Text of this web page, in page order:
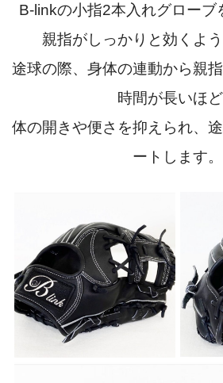
B-linkの小指2本入れグローブ
親指がしっかりと効くよう
途球の際、身体の連動から親
時間が長いほど
体の開きや便さを抑えられ、
ートします。